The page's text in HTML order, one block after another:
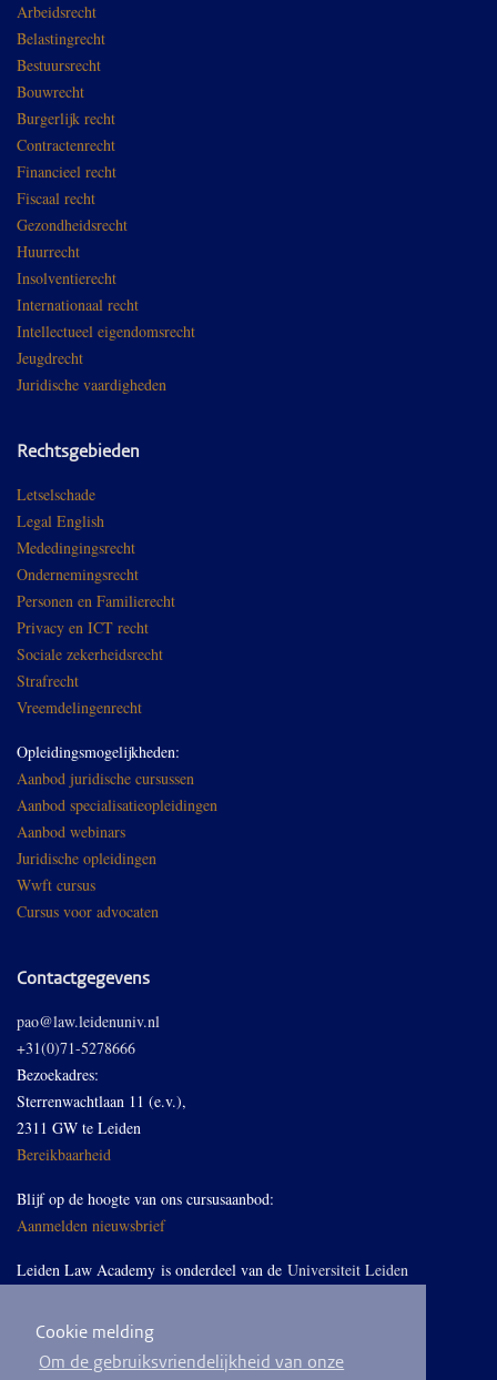
Cookie melding
Om de gebruiksvriendelijkheid van onze
Arbeidsrecht
Belastingrecht
Bestuursrecht
Bouwrecht
Burgerlijk recht
Contractenrecht
Financieel recht
Fiscaal recht
Gezondheidsrecht
Huurrecht
Insolventierecht
Internationaal recht
Intellectueel eigendomsrecht
Jeugdrecht
Juridische vaardigheden
Rechtsgebieden
Letselschade
Legal English
Mededingingsrecht
Ondernemingsrecht
Personen en Familierecht
Privacy en ICT recht
Sociale zekerheidsrecht
Strafrecht
Vreemdelingenrecht
Opleidingsmogelijkheden:
Aanbod juridische cursussen
Aanbod specialisatieopleidingen
Aanbod webinars
Juridische opleidingen
Wwft cursus
Cursus voor advocaten
Contactgegevens
pao@law.leidenuniv.nl
+31(0)71-5278666
Bezoekadres:
Sterrenwachtlaan 11 (e.v.),
2311 GW te Leiden
Bereikbaarheid
Blijf op de hoogte van ons cursusaanbod:
Aanmelden nieuwsbrief
Leiden Law Academy is onderdeel van de Universiteit Leiden
Volg ons op LinkedIn